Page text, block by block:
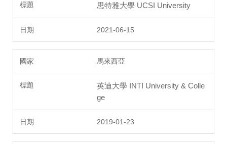
思特雅大學 UCSI University
2021-06-15
馬來西亞
英迪大學 INTI University & Colle
ge
2019-01-23